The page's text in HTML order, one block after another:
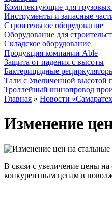
Комплектующие для грузовых
Инструменты и запасные
Строительное оборудование
Оборудование для
Складское оборудование
Продукция компании Able
Защита от падения с высоты
Бактерицидные
Тали с Увеличенной высотой
Троллейный шинопровод
Главная » Новости
Изменение
В связи с увеличение цены
конкурентным ценам в